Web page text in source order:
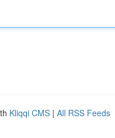
Kliqqi CMS | All RSS Feeds